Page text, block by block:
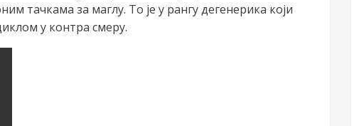
тачкама за маглу. То је у рангу дегенерика који
у контра смеру.